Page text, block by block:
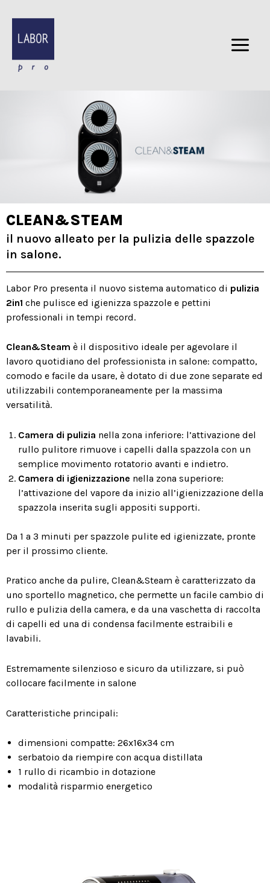
contenuto
CLEAN&STEAM
il nuovo alleato per la pulizia delle spazzole
in salone.
Labor Pro presenta il nuovo sistema automatico di pulizia
2in1 che pulisce ed igienizza spazzole e pettini
professionali in tempi record.
Clean&Steam è il dispositivo ideale per agevolare il
lavoro quotidiano del professionista in salone: compatto,
comodo e facile da usare, è dotato di due zone separate ed
utilizzabili contemporaneamente per la massima
versatilità.
Camera di pulizia nella zona inferiore: l’attivazione del
rullo pulitore rimuove i capelli dalla spazzola con un
semplice movimento rotatorio avanti e indietro.
Camera di igienizzazione nella zona superiore:
l’attivazione del vapore da inizio all’igienizzazione della
spazzola inserita sugli appositi supporti.
Da 1 a 3 minuti per spazzole pulite ed igienizzate, pronte
per il prossimo cliente.
Pratico anche da pulire, Clean&Steam è caratterizzato da
uno sportello magnetico, che permette un facile cambio di
rullo e pulizia della camera, e da una vaschetta di raccolta
di capelli ed una di condensa facilmente estraibili e
lavabili.
Estremamente silenzioso e sicuro da utilizzare, si può
collocare facilmente in salone
Caratteristiche principali:
dimensioni compatte: 26x16x34 cm
serbatoio da riempire con acqua distillata
1 rullo di ricambio in dotazione
modalità risparmio energetico